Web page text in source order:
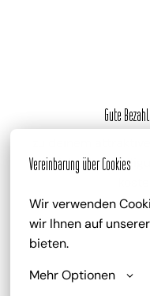
Vereinbarung über Cookies
Wir verwenden
wir Ihnen auf
bieten.
Mehr Optionen
Gute